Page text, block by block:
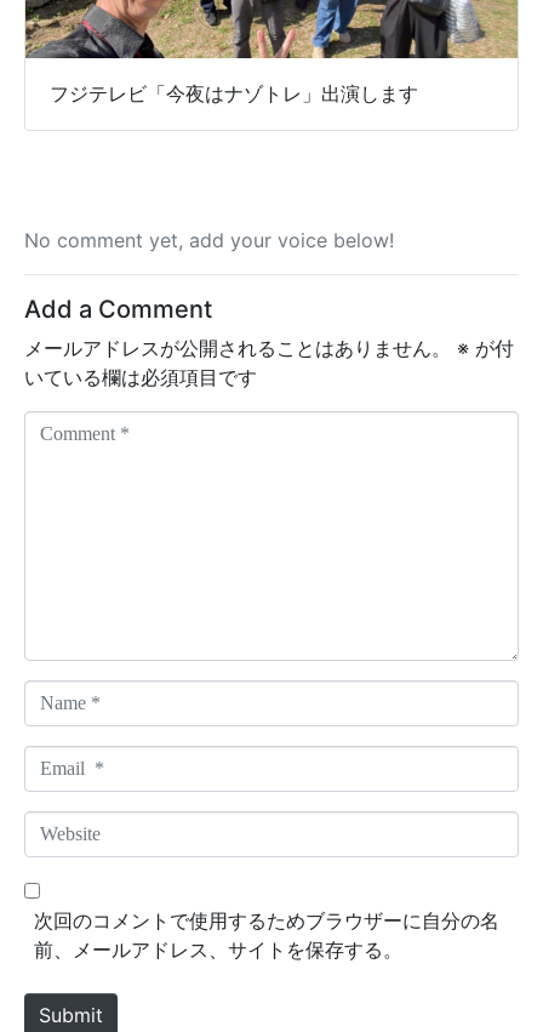
フジテレビ「今夜はナゾトレ」出演します
No comment yet, add your voice below!
Add a Comment
メールアドレスが公開されることはありません。 ※ が付
いている欄は必須項目です
a
m
*
m
a
*
W
e
b
e
次回のコメントで使用するためブラウザーに自分の名
前、メールアドレス、サイトを保存する。
Submit